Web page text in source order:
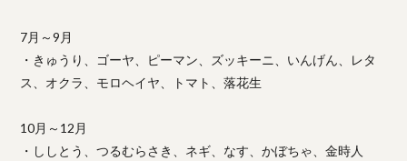
7月～9月
・きゅうり、ゴーヤ、ピーマン、ズッキーニ、いんげん、レタ
ス、オクラ、モロヘイヤ、トマト、落花生
10月～12月
・ししとう、つるむらさき、ネギ、なす、かぼちゃ、金時人